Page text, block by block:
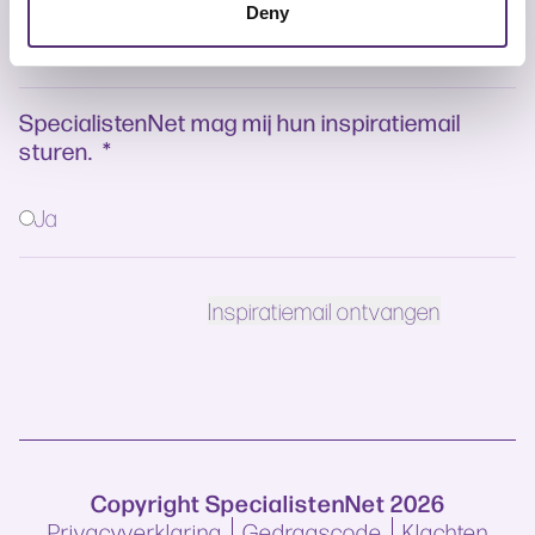
Deny
SpecialistenNet mag mij hun inspiratiemail
sturen. *
Ja
Copyright SpecialistenNet 2026